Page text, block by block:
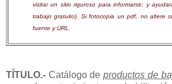
visitar un sitio riguroso para informarse; y
trabajo gratuito). Si fotocopia un pdf, no altere
fuente y URL.
TÍTULO.- Catálogo deproductos de